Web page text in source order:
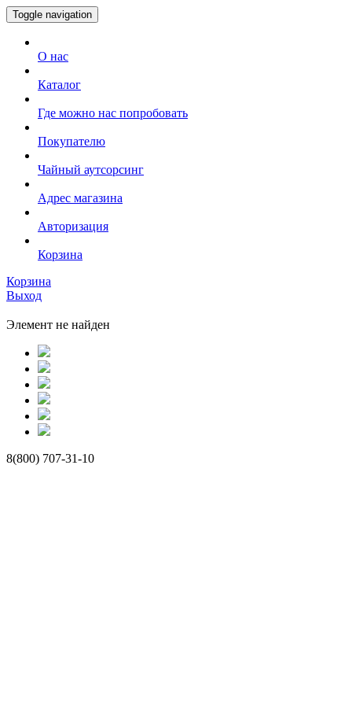
Toggle navigation
О нас
Каталог
Где можно нас попробовать
Покупателю
Чайный аутсорсинг
Адрес магазина
Авторизация
Корзина
Корзина
Выход
Элемент не найден
8(800) 707-31-10